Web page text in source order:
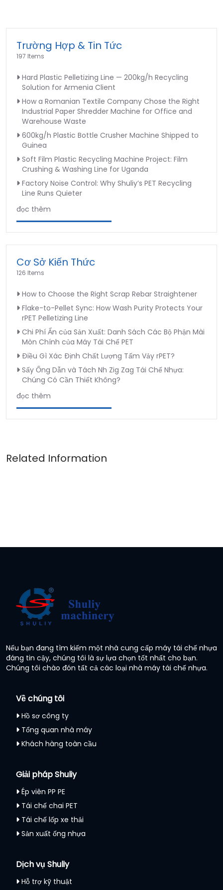
Trường Hợp & Tin Tức
197 Items
Hard Plastic Pelletizing Line — 200kg/h Recycling
Solution for Armenia Client
How a Romanian Textile Company Chose the Right
Industrial Paper Shredder Machine for Office and
Warehouse Waste
600kg/h Plastic Bottle Crusher Machine Shipped to
Guinea
Soft Film Plastic Recycling Machine Project: Film
Crushing & Washing Line for Uganda
Factory Noise Control: Why Shuliy’s PET Recycling
Line Runs Quieter
đọc thêm
Cơ Sở Kiến Thức
126 Items
How to Choose the Right Scrap Rebar Straightener
Flake-to-Pellet Sync: How Wash Purity Protects Your
rPET Pelletizing Line
Chi Phí Ẩn của Sản Xuất: Danh Sách Các Bộ Phận Mài
Mòn Chính của Máy Tái Chế PET
Điều Gì Xác Định Chất Lượng Tấm Vảy rPET?
Sấy Ống Dẫn và Tách Nh Zig Zag Tái Chế Nhựa:
Chúng Có Cần Thiết Không?
đọc thêm
Nếu bạn đang tìm kiếm một nhà cung cấp máy tái chế nhựa
đáng tin cậy, chúng tôi là sự lựa chọn tốt nhất cho bạn.
Chúng tôi chào đón tất cả các loại nhà máy tái chế nhựa.
Về chúng tôi
Hồ sơ công ty
Tổng quan nhà máy
Khách hàng toàn cầu
Giải pháp Shuliy
Ép viên PP PE
Tái chế chai PET
Tái chế lốp xe thải
Sản xuất ống nhựa
Dịch vụ Shuliy
Hỗ trợ kỹ thuật